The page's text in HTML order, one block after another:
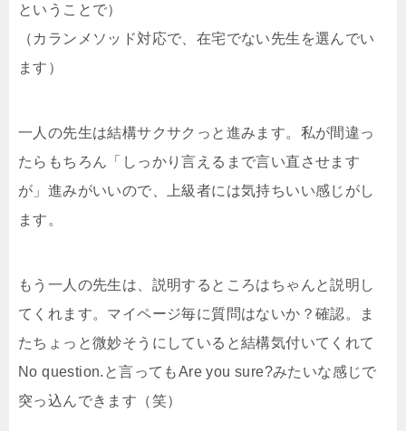
ということで）
（カランメソッド対応で、在宅でない先生を選んでい
ます）
一人の先生は結構サクサクっと進みます。私が間違っ
たらもちろん「しっかり言えるまで言い直させます
が」進みがいいので、上級者には気持ちいい感じがし
ます。
もう一人の先生は、説明するところはちゃんと説明し
てくれます。マイページ毎に質問はないか？確認。ま
たちょっと微妙そうにしていると結構気付いてくれて
No question.と言ってもAre you sure?みたいな感じで
突っ込んできます（笑）